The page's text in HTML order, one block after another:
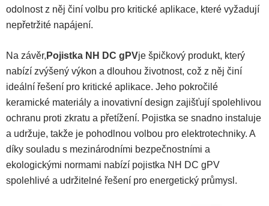
odolnost z něj činí volbu pro kritické aplikace, které vyžadují
nepřetržité napájení.
Na závěr, Pojistka NH DC gPVje špičkový produkt, který
nabízí zvýšený výkon a dlouhou životnost, což z něj činí
ideální řešení pro kritické aplikace. Jeho pokročilé
keramické materiály a inovativní design zajišťují spolehlivou
ochranu proti zkratu a přetížení. Pojistka se snadno instaluje
a udržuje, takže je pohodlnou volbou pro elektrotechniky. A
díky souladu s mezinárodními bezpečnostními a
ekologickými normami nabízí pojistka NH DC gPV
spolehlivé a udržitelné řešení pro energetický průmysl.